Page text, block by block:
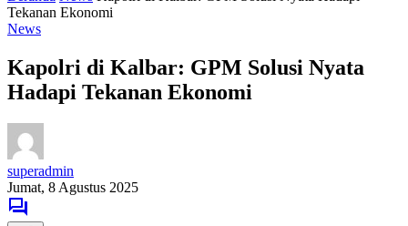
Tekanan Ekonomi
News
Kapolri di Kalbar: GPM Solusi Nyata
Hadapi Tekanan Ekonomi
superadmin
Jumat, 8 Agustus 2025